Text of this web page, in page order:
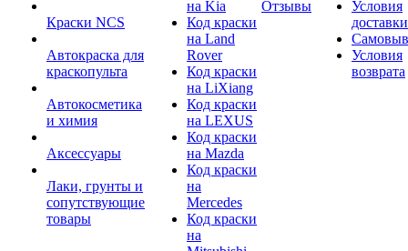
Краски NCS
Автокраска для
краскопульта
Автокосметика
и химия
Аксессуары
Лаки, грунты и
сопутствующие
товары
на Kia
Код краски
на Land
Rover
Код краски
на LiXiang
Код краски
на LEXUS
Код краски
на Mazda
Код краски
на
Mercedes
Код краски
на
Отзывы
Условия
доставки
Условия
возврата